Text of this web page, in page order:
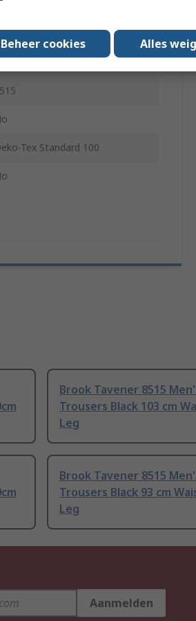
Tex Standard 100
Brook Tavener 8515
Trousers Black 103 cm
Leg
Brook Tavener 8515
Trousers Black 93 cm
Leg
Aanmelden
Beheer cookies Alles